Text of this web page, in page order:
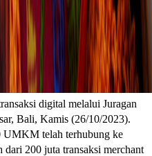
digital melalui Juragan
Bali, Kamis (26/10/2023).
UMKM telah terhubung ke
200 juta transaksi merchant